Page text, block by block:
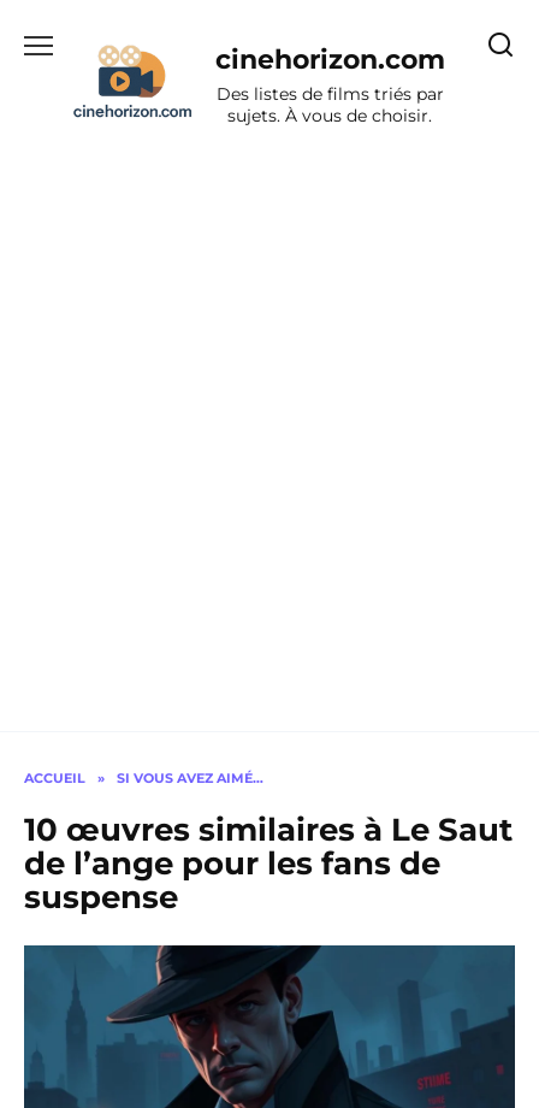
cinehorizon.com
Des listes de films triés par
sujets. À vous de choisir.
ACCUEIL » SI VOUS AVEZ AIMÉ…
10 œuvres similaires à Le Saut
de l’ange pour les fans de
suspense